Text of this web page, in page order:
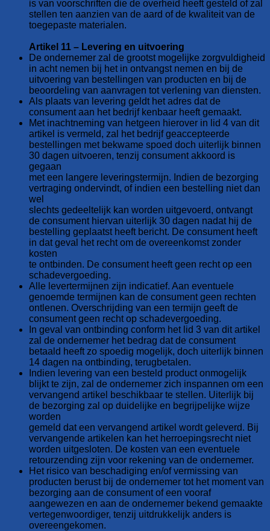
is van voorschriften die de overheid heeft gesteld of zal
stellen ten aanzien van de aard of de kwaliteit van de
toegepaste materialen.
Artikel 11 – Levering en uitvoering
De ondernemer zal de grootst mogelijke zorgvuldigheid
in acht nemen bij het in ontvangst nemen en bij de
uitvoering van bestellingen van producten en bij de
beoordeling van aanvragen tot verlening van diensten.
Als plaats van levering geldt het adres dat de
consument aan het bedrijf kenbaar heeft gemaakt.
Met inachtneming van hetgeen hierover in lid 4 van dit
artikel is vermeld, zal het bedrijf geaccepteerde
bestellingen met bekwame spoed doch uiterlijk binnen
30 dagen uitvoeren, tenzij consument akkoord is
gegaan
met een langere leveringstermijn. Indien de bezorging
vertraging ondervindt, of indien een bestelling niet dan
wel
slechts gedeeltelijk kan worden uitgevoerd, ontvangt
de consument hiervan uiterlijk 30 dagen nadat hij de
bestelling geplaatst heeft bericht. De consument heeft
in dat geval het recht om de overeenkomst zonder
kosten
te ontbinden. De consument heeft geen recht op een
schadevergoeding.
Alle levertermijnen zijn indicatief. Aan eventuele
genoemde termijnen kan de consument geen rechten
ontlenen. Overschrijding van een termijn geeft de
consument geen recht op schadevergoeding.
In geval van ontbinding conform het lid 3 van dit artikel
zal de ondernemer het bedrag dat de consument
betaald heeft zo spoedig mogelijk, doch uiterlijk binnen
14 dagen na ontbinding, terugbetalen.
Indien levering van een besteld product onmogelijk
blijkt te zijn, zal de ondernemer zich inspannen om een
vervangend artikel beschikbaar te stellen. Uiterlijk bij
de bezorging zal op duidelijke en begrijpelijke wijze
worden
gemeld dat een vervangend artikel wordt geleverd. Bij
vervangende artikelen kan het herroepingsrecht niet
worden uitgesloten. De kosten van een eventuele
retourzending zijn voor rekening van de ondernemer.
Het risico van beschadiging en/of vermissing van
producten berust bij de ondernemer tot het moment van
bezorging aan de consument of een vooraf
aangewezen en aan de ondernemer bekend gemaakte
vertegenwoordiger, tenzij uitdrukkelijk anders is
overeengekomen.